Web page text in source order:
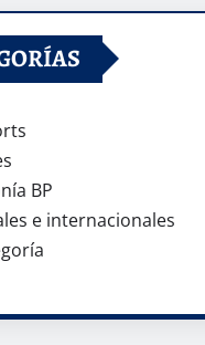
BP
e internacionales